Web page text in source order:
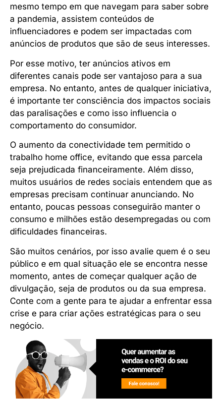
mesmo tempo em que navegam para saber sobre
a pandemia, assistem conteúdos de
influenciadores e podem ser impactadas com
anúncios de produtos que são de seus interesses.
Por esse motivo, ter anúncios ativos em
diferentes canais pode ser vantajoso para a sua
empresa. No entanto, antes de qualquer iniciativa,
é importante ter consciência dos impactos sociais
das paralisações e como isso influencia o
comportamento do consumidor.
O aumento da conectividade tem permitido o
trabalho home office, evitando que essa parcela
seja prejudicada financeiramente. Além disso,
muitos usuários de redes sociais entendem que as
empresas precisam continuar anunciando. No
entanto, poucas pessoas conseguirão manter o
consumo e milhões estão desempregadas ou com
dificuldades financeiras.
São muitos cenários, por isso avalie quem é o seu
público e em qual situação ele se encontra nesse
momento, antes de começar qualquer ação de
divulgação, seja de produtos ou da sua empresa.
Conte com a gente para te ajudar a enfrentar essa
crise e para criar ações estratégicas para o seu
negócio.